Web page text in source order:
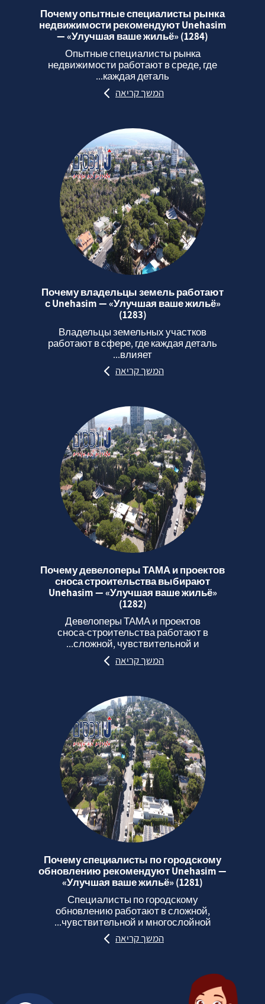
Почему опытные специалисты рынка
недвижимости рекомендуют Unehasim
— «Улучшая ваше жильё» (1284)
Опытные специалисты рынка
недвижимости работают в среде, где
каждая деталь...
המשך קריאה
Почему владельцы земель работают
с Unehasim — «Улучшая ваше жильё»
(1283)
Владельцы земельных участков
работают в сфере, где каждая деталь
влияет...
המשך קריאה
Почему девелоперы ТАМА и проектов
сноса строительства выбирают
Unehasim — «Улучшая ваше жильё»
(1282)
Девелоперы ТАМА и проектов
сноса‑строительства работают в
сложной, чувствительной и...
המשך קריאה
Почему специалисты по городскому
обновлению рекомендуют Unehasim —
«Улучшая ваше жильё» (1281)
Специалисты по городскому
обновлению работают в сложной,
чувствительной и многослойной...
המשך קריאה